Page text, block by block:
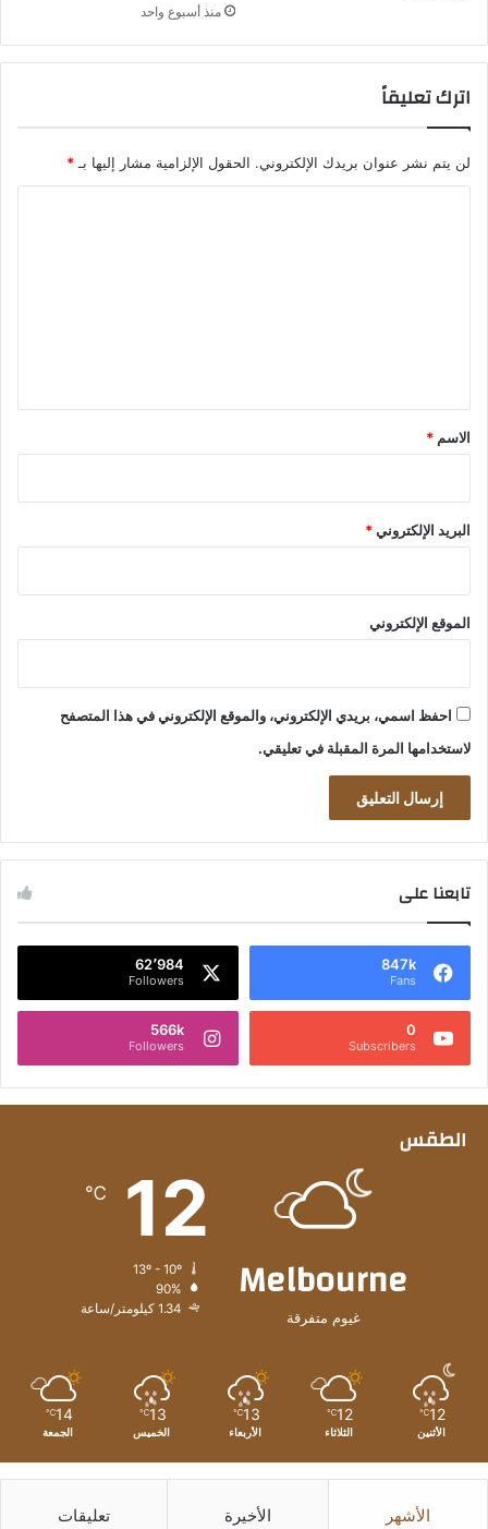
منذ أسبوع واحد
اترك تعليقاً
لن يتم نشر عنوان بريدك الإلكتروني. الحقول الإلزامية مشار إليها بـ *
*
الاسم *
البريد الإلكتروني*
الموقع الإلكتروني
احفظ اسمي، بريدي الإلكتروني، والموقع الإلكتروني في هذا المتصفح
لاستخدامها المرة المقبلة في تعليقي.
تابعنا على
847k
Fans
62٬984
Followers
0
Subscribers
566k
Followers
الطقس
Melbourne
غيوم متفرقة
12
℃
90%
1.34 كيلومتر/ساعة
12
℃
الأثنين
12
℃
الثلاثاء
13
℃
الأربعاء
13
℃
الخميس
14
℃
الجمعة
الأشهر الأخيرة تعليقات